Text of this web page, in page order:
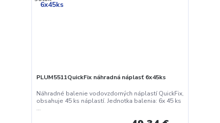
PLUM5511QuickFix náhradná náplasť 6x45ks
Náhradné balenie vodovzdorných náplastí QuickFix,
obsahuje 45 ks náplastí. Jednotka balenia: 6x 45 ks
...